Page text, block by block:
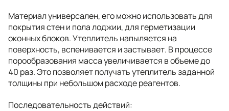
Материал универсален, его можно использовать для
покрытия стен и пола лоджии, для герметизации
оконных блоков. Утеплитель напыляется на
поверхность, вспенивается и застывает. В процессе
порообразования масса увеличивается в объеме до
40 раз. Это позволяет получать утеплитель заданной
толщины при небольшом расходе реагентов.
Последовательность действий: